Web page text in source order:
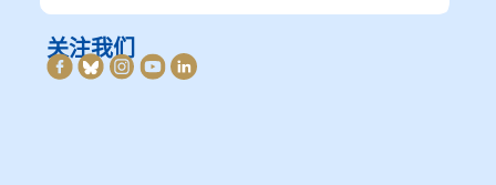
关注我们